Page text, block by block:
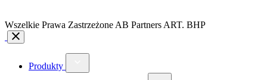
Wszelkie Prawa Zastrzeżone AB Partners ART. BHP
Produkty